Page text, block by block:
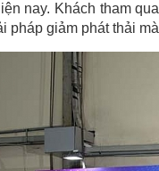
nay. Khách tham
pháp giảm phát thải